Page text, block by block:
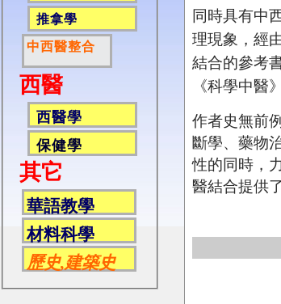
推拿學
中西醫整合
西醫
西醫學
保健學
其它
華語教學
材料科學
歷史,建築史
同時具有中
理現象，經
結合的參考書
《科學中醫
作者史無前
斷學、藥物
性的同時，
醫結合提供